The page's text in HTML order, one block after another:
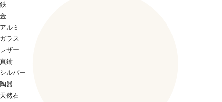
鉄
金
アルミ
ガラス
レザー
真鍮
シルバー
陶器
天然石